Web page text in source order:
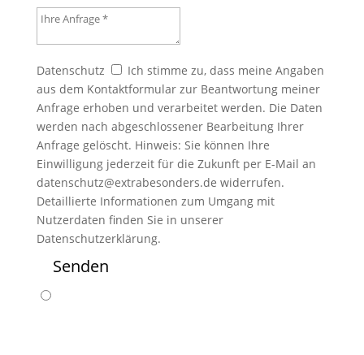
Ihre Anfrage
Datenschutz
Datenschutz
Ich stimme zu, dass meine Angaben
aus dem Kontaktformular zur Beantwortung meiner
Anfrage erhoben und verarbeitet werden. Die Daten
werden nach abgeschlossener Bearbeitung Ihrer
Anfrage gelöscht. Hinweis: Sie können Ihre
Einwilligung jederzeit für die Zukunft per E-Mail an
datenschutz@extrabesonders.de widerrufen.
Detaillierte Informationen zum Umgang mit
Nutzerdaten finden Sie in unserer
Datenschutzerklärung.
Senden